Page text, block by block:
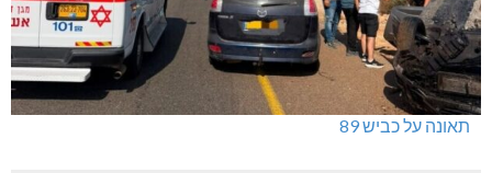
תאונה על כביש 89